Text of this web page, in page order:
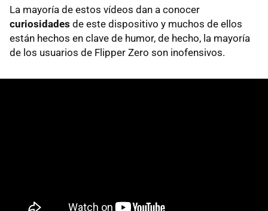
La mayoría de estos vídeos dan a conocer
curiosidades de este dispositivo y muchos de ellos
están hechos en clave de humor, de hecho, la mayoría
de los usuarios de Flipper Zero son inofensivos.